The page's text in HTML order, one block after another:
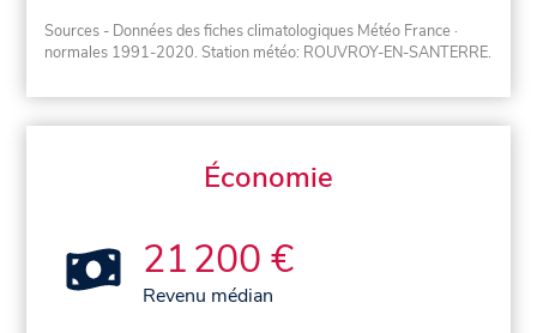
Sources - Données des fiches climatologiques Météo France ·
normales 1991-2020. Station météo: ROUVROY-EN-SANTERRE.
Économie
21 200 €
Revenu médian